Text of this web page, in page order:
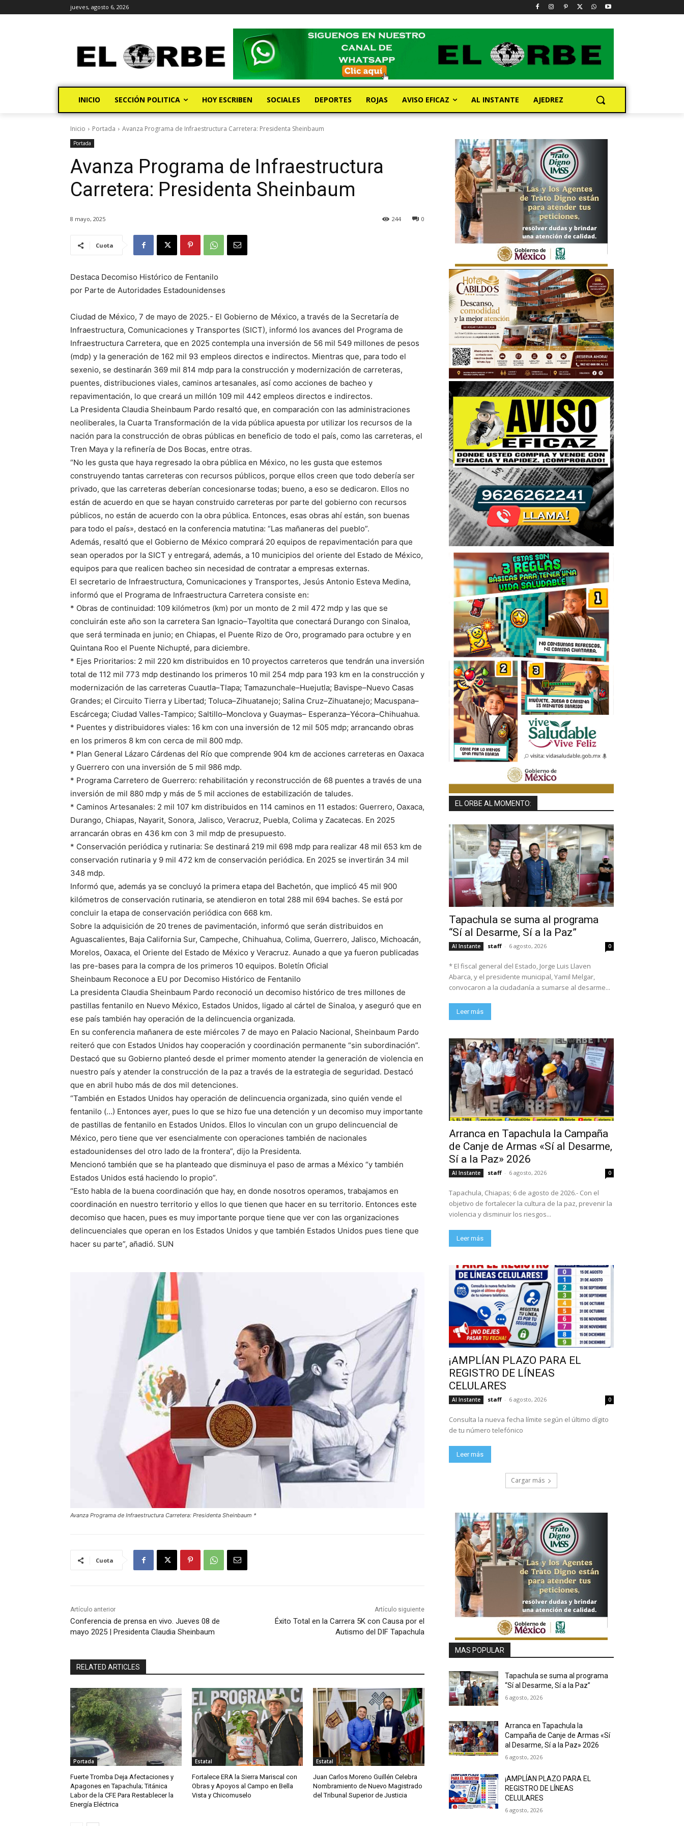
jueves, agosto 6, 2026
INICIO SECCIÓN POLITICA HOY ESCRIBEN SOCIALES DEPORTES ROJAS AVISO EFICAZ AL INSTANTE AJEDREZ
Inicio Portada Avanza Programa de Infraestructura Carretera: Presidenta Sheinbaum
Portada
Avanza Programa de Infraestructura
Carretera: Presidenta Sheinbaum
8 mayo, 2025 0
244
Cuota
Destaca Decomiso Histórico de Fentanilo
por Parte de Autoridades Estadounidenses
Ciudad de México, 7 de mayo de 2025.- El Gobierno de México, a través de la Secretaría de
Infraestructura, Comunicaciones y Transportes (SICT), informó los avances del Programa de
Infraestructura Carretera, que en 2025 contempla una inversión de 56 mil 549 millones de pesos
(mdp) y la generación de 162 mil 93 empleos directos e indirectos. Mientras que, para todo el
sexenio, se destinarán 369 mil 814 mdp para la construcción y modernización de carreteras,
puentes, distribuciones viales, caminos artesanales, así como acciones de bacheo y
repavimentación, lo que creará un millón 109 mil 442 empleos directos e indirectos.
La Presidenta Claudia Sheinbaum Pardo resaltó que, en comparación con las administraciones
neoliberales, la Cuarta Transformación de la vida pública apuesta por utilizar los recursos de la
nación para la construcción de obras públicas en beneficio de todo el país, como las carreteras, el
Tren Maya y la refinería de Dos Bocas, entre otras.
“No les gusta que haya regresado la obra pública en México, no les gusta que estemos
construyendo tantas carreteras con recursos públicos, porque ellos creen que todo debería ser
privado, que las carreteras deberían concesionarse todas; bueno, a eso se dedicaron. Ellos no
están de acuerdo en que se hayan construido carreteras por parte del gobierno con recursos
públicos, no están de acuerdo con la obra pública. Entonces, esas obras ahí están, son buenas
para todo el país», destacó en la conferencia matutina: “Las mañaneras del pueblo”.
Además, resaltó que el Gobierno de México comprará 20 equipos de repavimentación para que
sean operados por la SICT y entregará, además, a 10 municipios del oriente del Estado de México,
equipos para que realicen bacheo sin necesidad de contratar a empresas externas.
El secretario de Infraestructura, Comunicaciones y Transportes, Jesús Antonio Esteva Medina,
informó que el Programa de Infraestructura Carretera consiste en:
* Obras de continuidad: 109 kilómetros (km) por un monto de 2 mil 472 mdp y las que se
concluirán este año son la carretera San Ignacio–Tayoltita que conectará Durango con Sinaloa,
que será terminada en junio; en Chiapas, el Puente Rizo de Oro, programado para octubre y en
Quintana Roo el Puente Nichupté, para diciembre.
* Ejes Prioritarios: 2 mil 220 km distribuidos en 10 proyectos carreteros que tendrán una inversión
total de 112 mil 773 mdp destinando los primeros 10 mil 254 mdp para 193 km en la construcción y
modernización de las carreteras Cuautla–Tlapa; Tamazunchale–Huejutla; Bavispe–Nuevo Casas
Grandes; el Circuito Tierra y Libertad; Toluca–Zihuatanejo; Salina Cruz–Zihuatanejo; Macuspana–
Escárcega; Ciudad Valles-Tampico; Saltillo–Monclova y Guaymas– Esperanza–Yécora–Chihuahua.
* Puentes y distribuidores viales: 16 km con una inversión de 12 mil 505 mdp; arrancando obras
en los primeros 8 km con cerca de mil 800 mdp.
* Plan General Lázaro Cárdenas del Río que comprende 904 km de acciones carreteras en Oaxaca
y Guerrero con una inversión de 5 mil 986 mdp.
* Programa Carretero de Guerrero: rehabilitación y reconstrucción de 68 puentes a través de una
inversión de mil 880 mdp y más de 5 mil acciones de estabilización de taludes.
* Caminos Artesanales: 2 mil 107 km distribuidos en 114 caminos en 11 estados: Guerrero, Oaxaca,
Durango, Chiapas, Nayarit, Sonora, Jalisco, Veracruz, Puebla, Colima y Zacatecas. En 2025
arrancarán obras en 436 km con 3 mil mdp de presupuesto.
* Conservación periódica y rutinaria: Se destinará 219 mil 698 mdp para realizar 48 mil 653 km de
conservación rutinaria y 9 mil 472 km de conservación periódica. En 2025 se invertirán 34 mil
348 mdp.
Informó que, además ya se concluyó la primera etapa del Bachetón, que implicó 45 mil 900
kilómetros de conservación rutinaria, se atendieron en total 288 mil 694 baches. Se está por
concluir la etapa de conservación periódica con 668 km.
Sobre la adquisición de 20 trenes de pavimentación, informó que serán distribuidos en
Aguascalientes, Baja California Sur, Campeche, Chihuahua, Colima, Guerrero, Jalisco, Michoacán,
Morelos, Oaxaca, el Oriente del Estado de México y Veracruz. Aunado a que ya fueron publicadas
las pre-bases para la compra de los primeros 10 equipos. Boletín Oficial
Sheinbaum Reconoce a EU por Decomiso Histórico de Fentanilo
La presidenta Claudia Sheinbaum Pardo reconoció un decomiso histórico de tres millones de
pastillas fentanilo en Nuevo México, Estados Unidos, ligado al cártel de Sinaloa, y aseguró que en
ese país también hay operación de la delincuencia organizada.
En su conferencia mañanera de este miércoles 7 de mayo en Palacio Nacional, Sheinbaum Pardo
reiteró que con Estados Unidos hay cooperación y coordinación permanente “sin subordinación”.
Destacó que su Gobierno planteó desde el primer momento atender la generación de violencia en
nuestro país y atender la construcción de la paz a través de la estrategia de seguridad. Destacó
que en abril hubo más de dos mil detenciones.
“También en Estados Unidos hay operación de delincuencia organizada, sino quién vende el
fentanilo (…) Entonces ayer, pues lo que se hizo fue una detención y un decomiso muy importante
de pastillas de fentanilo en Estados Unidos. Ellos lo vinculan con un grupo delincuencial de
México, pero tiene que ver esencialmente con operaciones también de nacionales
estadounidenses del otro lado de la frontera”, dijo la Presidenta.
Mencionó también que se ha planteado que disminuya el paso de armas a México “y también
Estados Unidos está haciendo lo propio”.
“Esto habla de la buena coordinación que hay, en donde nosotros operamos, trabajamos en
coordinación en nuestro territorio y ellos lo que tienen que hacer en su territorio. Entonces este
decomiso que hacen, pues es muy importante porque tiene que ver con las organizaciones
delincuenciales que operan en los Estados Unidos y que también Estados Unidos pues tiene que
hacer su parte”, añadió. SUN
Avanza Programa de Infraestructura Carretera: Presidenta Sheinbaum *
Cuota
Artículo anterior
Conferencia de prensa en vivo. Jueves 08 de
mayo 2025 | Presidenta Claudia Sheinbaum
Artículo siguiente
Éxito Total en la Carrera 5K con Causa por el
Autismo del DIF Tapachula
RELATED ARTICLES
Portada
Fuerte Tromba Deja Afectaciones y
Apagones en Tapachula; Titánica
Labor de la CFE Para Restablecer la
Energía Eléctrica
Estatal
Fortalece ERA la Sierra Mariscal con
Obras y Apoyos al Campo en Bella
Vista y Chicomuselo
Estatal
Juan Carlos Moreno Guillén Celebra
Nombramiento de Nuevo Magistrado
del Tribunal Superior de Justicia
EL ORBE AL MOMENTO:
Tapachula se suma al programa
“Sí al Desarme, Sí a la Paz”
Al Instante staff - 6 agosto, 2026 0
* El fiscal general del Estado, Jorge Luis Llaven
Abarca, y el presidente municipal, Yamil Melgar,
convocaron a la ciudadanía a sumarse al desarme...
Leer más
Arranca en Tapachula la Campaña
de Canje de Armas «Sí al Desarme,
Sí a la Paz» 2026
Al Instante staff - 6 agosto, 2026 0
Tapachula, Chiapas; 6 de agosto de 2026.- Con el
objetivo de fortalecer la cultura de la paz, prevenir la
violencia y disminuir los riesgos...
Leer más
¡AMPLÍAN PLAZO PARA EL
REGISTRO DE LÍNEAS
CELULARES
Al Instante staff - 6 agosto, 2026 0
Consulta la nueva fecha límite según el último dígito
de tu número telefónico
Leer más
Cargar más
MAS POPULAR
Tapachula se suma al programa
“Sí al Desarme, Sí a la Paz”
6 agosto, 2026
Arranca en Tapachula la
Campaña de Canje de Armas «Sí
al Desarme, Sí a la Paz» 2026
6 agosto, 2026
¡AMPLÍAN PLAZO PARA EL
REGISTRO DE LÍNEAS
CELULARES
6 agosto, 2026